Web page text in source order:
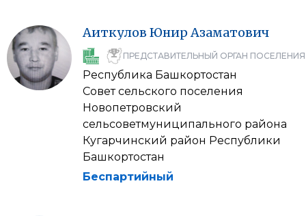
Аиткулов Юнир Азаматович
ПРЕДСТАВИТЕЛЬНЫЙ ОРГАН ПОСЕЛЕНИЯ
Республика Башкортостан
Совет сельского поселения
Новопетровский
сельсоветмуниципального района
Кугарчинский район Республики
Башкортостан
Беспартийный